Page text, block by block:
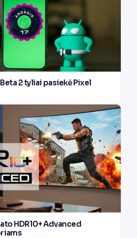
2 tyliai pasiekė Pixel
HDR10+ Advanced